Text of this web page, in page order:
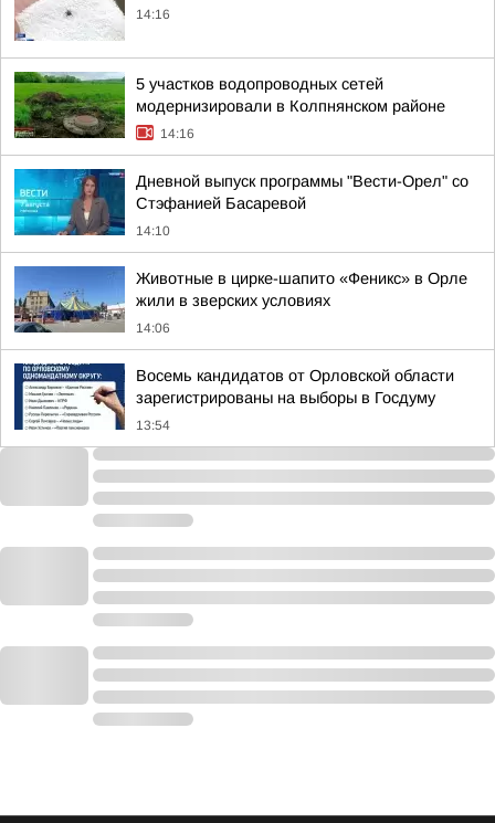
14:16
5 участков водопроводных сетей
модернизировали в Колпнянском районе
14:16
Дневной выпуск программы "Вести-Орел" со
Стэфанией Басаревой
14:10
Животные в цирке-шапито «Феникс» в Орле
жили в зверских условиях
14:06
Восемь кандидатов от Орловской области
зарегистрированы на выборы в Госдуму
13:54